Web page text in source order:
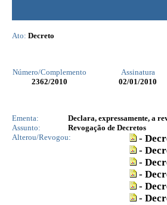
Ato: Decreto
Número/Complemento Assinatura
2362/2010 02/01/2010
Ementa:
Declara, expressamente, a
Assunto:
Revogação de Decretos
Alterou/Revogou:
-
-
-
-
-
-